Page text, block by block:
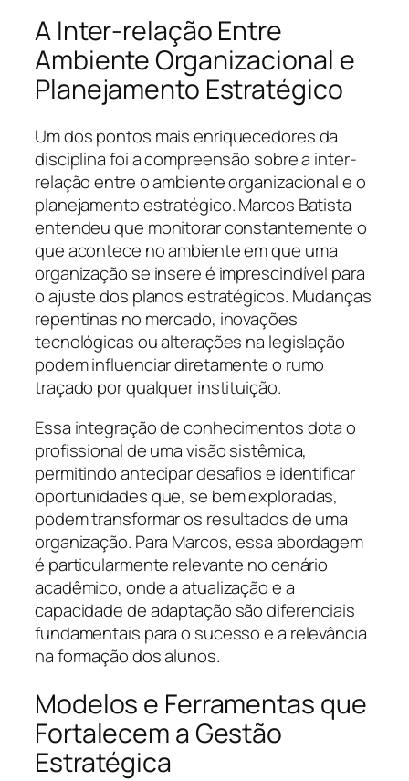
A Inter-relação Entre
Ambiente Organizacional e
Planejamento Estratégico
Um dos pontos mais enriquecedores da
disciplina foi a compreensão sobre a inter-
relação entre o ambiente organizacional e o
planejamento estratégico. Marcos Batista
entendeu que monitorar constantemente o
que acontece no ambiente em que uma
organização se insere é imprescindível para
o ajuste dos planos estratégicos. Mudanças
repentinas no mercado, inovações
tecnológicas ou alterações na legislação
podem influenciar diretamente o rumo
traçado por qualquer instituição.
Essa integração de conhecimentos dota o
profissional de uma visão sistêmica,
permitindo antecipar desafios e identificar
oportunidades que, se bem exploradas,
podem transformar os resultados de uma
organização. Para Marcos, essa abordagem
é particularmente relevante no cenário
acadêmico, onde a atualização e a
capacidade de adaptação são diferenciais
fundamentais para o sucesso e a relevância
na formação dos alunos.
Modelos e Ferramentas que
Fortalecem a Gestão
Estratégica